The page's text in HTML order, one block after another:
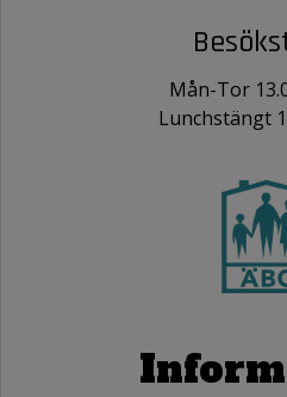
Mån-Tor
Lunchstängt